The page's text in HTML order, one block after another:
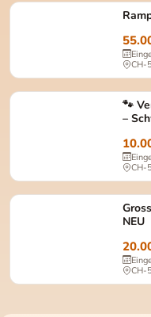
CH-
🐾
–
CH-
NEU
CH-